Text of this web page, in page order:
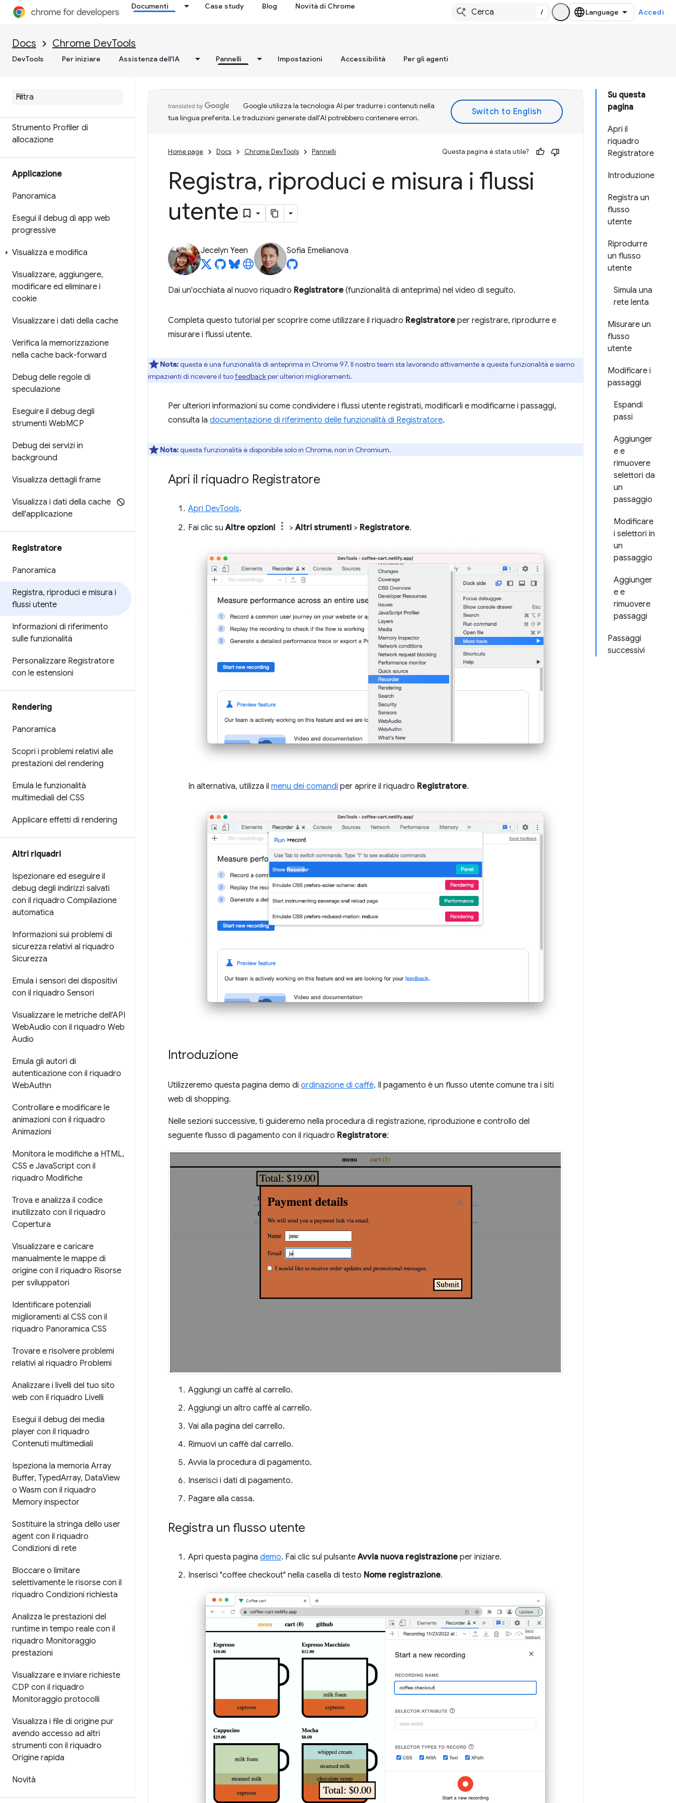
Documenti Case study Blog Novità di Chrome
/ Accedi
Docs Chrome DevTools
DevTools Per iniziare Assistenza dell'IA Pannelli Impostazioni Accessibilità Per gli agenti
Memoria
Panoramica
Terminologia della memoria
Strumento Profiler di
allocazione
Applicazione
Panoramica
Esegui il debug di app web
progressive
Visualizza e modifica
Visualizzare, aggiungere,
modificare ed eliminare i
cookie
Visualizzare i dati della cache
Verifica la memorizzazione
nella cache back-forward
Debug delle regole di
speculazione
Eseguire il debug degli
strumenti WebMCP
Debug dei servizi in
background
Visualizza dettagli frame
Visualizza i dati della cache
dell'applicazione
Registratore
Panoramica
Registra, riproduci e misura i
flussi utente
Informazioni di riferimento
sulle funzionalità
Personalizzare Registratore
con le estensioni
Rendering
Panoramica
Scopri i problemi relativi alle
prestazioni del rendering
Emula le funzionalità
multimediali del CSS
Applicare effetti di rendering
Altri riquadri
Ispezionare ed eseguire il
debug degli indirizzi salvati
con il riquadro Compilazione
automatica
Informazioni sui problemi di
sicurezza relativi al riquadro
Sicurezza
Emula i sensori dei dispositivi
con il riquadro Sensori
Visualizzare le metriche dell'API
WebAudio con il riquadro Web
Audio
Emula gli autori di
autenticazione con il riquadro
WebAuthn
Controllare e modificare le
animazioni con il riquadro
Animazioni
Monitora le modifiche a HTML,
CSS e JavaScript con il
riquadro Modifiche
Trova e analizza il codice
inutilizzato con il riquadro
Copertura
Visualizzare e caricare
manualmente le mappe di
origine con il riquadro Risorse
per sviluppatori
Identificare potenziali
miglioramenti al CSS con il
riquadro Panoramica CSS
Trovare e risolvere problemi
relativi al riquadro Problemi
Analizzare i livelli del tuo sito
web con il riquadro Livelli
Esegui il debug dei media
player con il riquadro
Contenuti multimediali
Ispeziona la memoria Array
Buffer, TypedArray, DataView
o Wasm con il riquadro
Memory inspector
Sostituire la stringa dello user
agent con il riquadro
Condizioni di rete
Bloccare o limitare
selettivamente le risorse con il
riquadro Condizioni richiesta
Analizza le prestazioni del
runtime in tempo reale con il
riquadro Monitoraggio
prestazioni
Visualizzare e inviare richieste
CDP con il riquadro
Monitoraggio protocolli
Visualizza i file di origine pur
avendo accesso ad altri
strumenti con il riquadro
Origine rapida
Novità
Su questa
pagina
Apri il
riquadro
Registratore
Introduzione
Registra un
flusso
utente
Riprodurre
un flusso
utente
Simula una
rete lenta
Misurare un
flusso
utente
Modificare i
passaggi
Espandi
passi
Aggiunger
e e
rimuovere
selettori da
un
passaggio
Modificare
i selettori in
un
passaggio
Aggiunger
e e
rimuovere
passaggi
Passaggi
successivi
Google utilizza la tecnologia AI per tradurre i contenuti nella
tua lingua preferita. Le traduzioni generate dall'AI potrebbero contenere errori.
Home page Docs Chrome DevTools Pannelli Questa pagina è stata utile?
Registra, riproduci e misura i flussi
utente
Jecelyn Yeen Sofia Emelianova
Dai un'occhiata al nuovo riquadro Registratore (funzionalità di anteprima) nel video di seguito.
Completa questo tutorial per scoprire come utilizzare il riquadro Registratore per registrare, riprodurre e
misurare i flussi utente.
Nota:questa è una funzionalità di anteprima in Chrome 97. Il nostro team sta lavorando attivamente a questa funzionalità e siamo
impazienti di ricevere il tuofeedbackper ulteriori miglioramenti.
Per ulteriori informazioni su come condividere i flussi utente registrati, modificarli e modificarne i passaggi,
consulta la documentazione di riferimento delle funzionalità di Registratore.
Nota:questa funzionalità è disponibile solo in Chrome, non in Chromium.
Apri il riquadro Registratore
Apri DevTools.
Fai clic suAltre opzioni >Altri strumenti > Registratore.
In alternativa, utilizza il menu dei comandi per aprire il riquadro Registratore.
Introduzione
Utilizzeremo questa pagina demo di ordinazione di caffè. Il pagamento è un flusso utente comune tra i siti
web di shopping.
Nelle sezioni successive, ti guideremo nella procedura di registrazione, riproduzione e controllo del
seguente flusso di pagamento con il riquadro Registratore:
Aggiungi un caffè al carrello.
Aggiungi un altro caffè al carrello.
Vai alla pagina del carrello.
Rimuovi un caffè dal carrello.
Avvia la procedura di pagamento.
Inserisci i dati di pagamento.
Pagare alla cassa.
Registra un flusso utente
Apri questa pagina demo. Fai clic sul pulsanteAvvia nuova registrazione per iniziare.
Inserisci "coffee checkout" nella casella di testo Nome registrazione.